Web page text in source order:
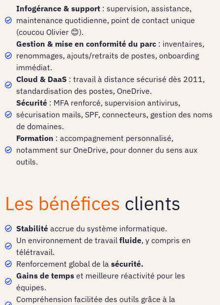
Infogérance & support : supervision, assistance,
maintenance quotidienne, point de contact unique
(coucou Olivier 😊).
Gestion & mise en conformité du parc : inventaires,
renommages, ajouts/retraits de postes, onboarding
immédiat.
Cloud & DaaS : travail à distance sécurisé dès 2011,
standardisation des postes, OneDrive.
Sécurité : MFA renforcé, supervision antivirus,
sécurisation mails, SPF, connecteurs, gestion des noms
de domaines.
Formation : accompagnement personnalisé,
notamment sur OneDrive, pour donner du sens aux
outils.
Les bénéfices clients
Stabilitéaccrue du système informatique.
Un environnement de travail fluide, y compris en
télétravail.
Renforcement global de la sécurité.
Gains de temps et meilleure réactivité pour les
équipes.
Compréhension facilitée des outils grâce à la